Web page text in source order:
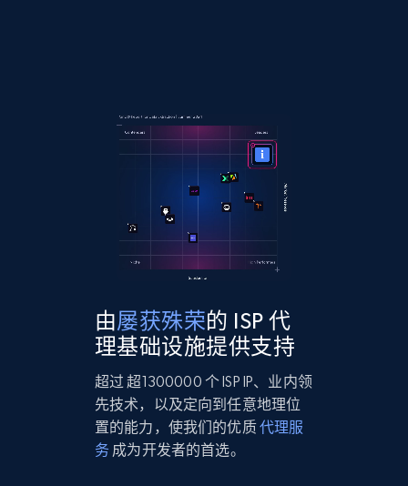
由屡获殊荣的 ISP 代
理基础设施提供支持
超过 超1300000 个 ISP IP、业内领
先技术，以及定向到任意地理位
置的能力，使我们的优质代理服
务 成为开发者的首选。